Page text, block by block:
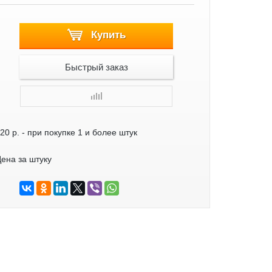
Купить
Быстрый заказ
р. - при покупке 1 и более штук
за штуку